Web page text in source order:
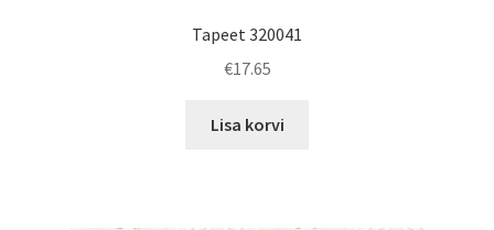
Tapeet 320041
€17.65
Lisa korvi